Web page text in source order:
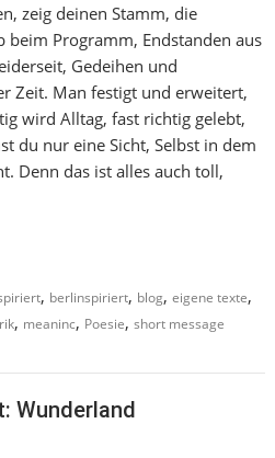
zeig deinen Stamm, die
beim Programm, Endstanden aus
Gedeihen und
Zeit. Man festigt und erweitert,
wird Alltag, fast richtig gelebt,
du nur eine Sicht, Selbst in dem
Denn das ist alles auch toll,
, berlinspiriert, blog,eigene texte,
, meaninc, Poesie,short message
Wunderland